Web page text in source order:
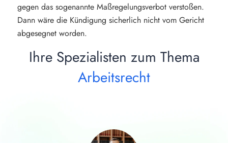
gegen das sogenannte Maßregelungsverbot verstoßen.
Dann wäre die Kündigung sicherlich nicht vom Gericht
abgesegnet worden.
Ihre Spezialisten zum Thema
Arbeitsrecht